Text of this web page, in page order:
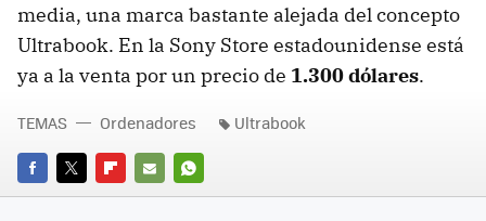
media, una marca bastante alejada del concepto
Ultrabook. En la Sony Store estadounidense está
ya a la venta por un precio de 1.300 dólares.
FACEBOOK
TWITTERFLIPBOARD
E-
WHATSAPP
TEMAS Ordenadores Ultrabook